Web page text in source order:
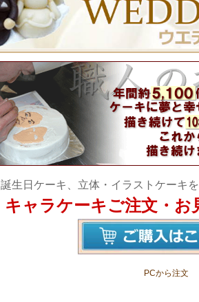
誕生日ケーキ、立体・イラストケーキ
キャラケーキご注文・お
PCから注文